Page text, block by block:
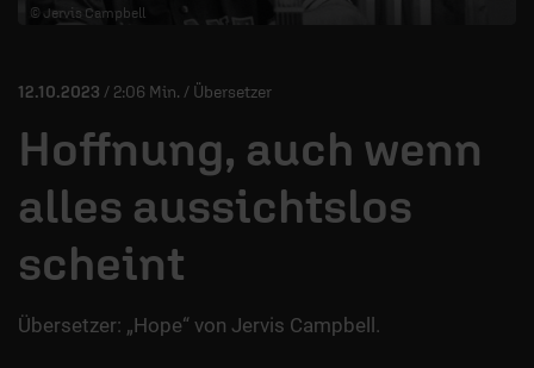
MITMACHEN
ÜBER UNS
© Jervis Campbell
12.10.2023 / 2:06 Min. / Übersetzer
Hoffnung, auch wenn
alles aussichtslos
scheint
Übersetzer: „Hope“ von Jervis Campbell.